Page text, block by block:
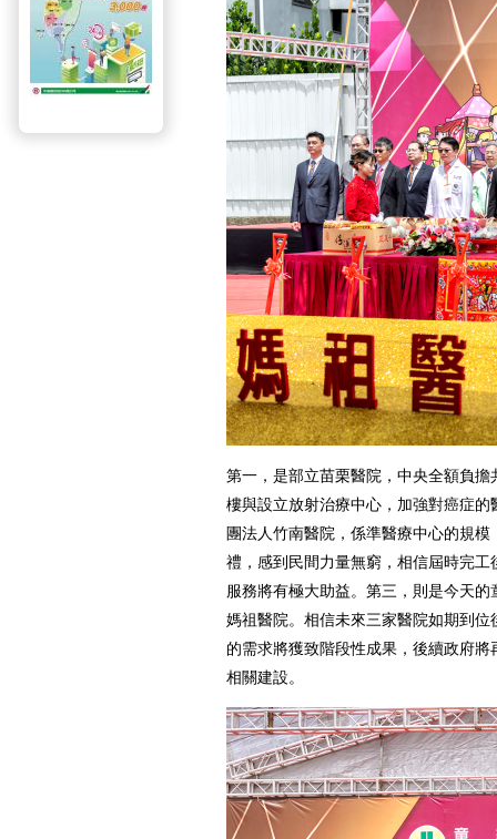
第一，是部立苗栗醫院，中央全額負擔
樓與設立放射治療中心，加強對癌症
團法人竹南醫院，係準醫療中心的規
禮，感到民間力量無窮，相信屆時完
服務將有極大助益。第三，則是今天
媽祖醫院。相信未來三家醫院如期到
的需求將獲致階段性成果，後續政府
相關建設。